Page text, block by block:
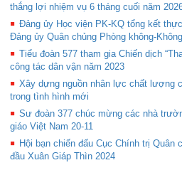
thắng lợi nhiệm vụ 6 tháng cuối năm
Đảng ủy Học viện PK-KQ tổng kết
Đảng ủy Quân chủng Phòng không-
Tiểu đoàn 577 tham gia Chiến dịch
công tác dân vận năm 2023
Xây dựng nguồn nhân lực chất lượng
trong tình hình mới
Sư đoàn 377 chúc mừng các nhà
giáo Việt Nam 20-11
Hội bạn chiến đấu Cục Chính trị Quân
đầu Xuân Giáp Thìn 2024